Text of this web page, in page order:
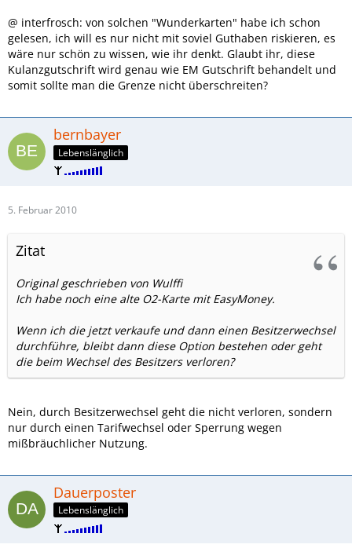
@ interfrosch: von solchen "Wunderkarten" habe ich schon
gelesen, ich will es nur nicht mit soviel Guthaben riskieren, es
wäre nur schön zu wissen, wie ihr denkt. Glaubt ihr, diese
Kulanzgutschrift wird genau wie EM Gutschrift behandelt und
somit sollte man die Grenze nicht überschreiten?
bernbayer
Lebenslänglich
5. Februar 2010
Zitat
Original geschrieben von Wulffi
Ich habe noch eine alte O2-Karte mit EasyMoney.
Wenn ich die jetzt verkaufe und dann einen Besitzerwechsel
durchführe, bleibt dann diese Option bestehen oder geht
die beim Wechsel des Besitzers verloren?
Nein, durch Besitzerwechsel geht die nicht verloren, sondern
nur durch einen Tarifwechsel oder Sperrung wegen
mißbräuchlicher Nutzung.
Dauerposter
Lebenslänglich